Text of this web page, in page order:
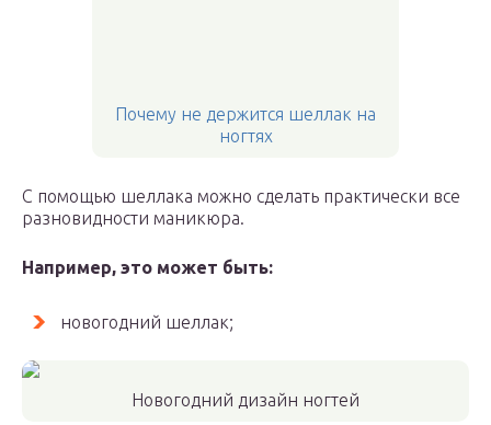
Почему не держится шеллак на
ногтях
С помощью шеллака можно сделать практически все
разновидности маникюра.
Например, это может быть:
новогодний шеллак;
Новогодний дизайн ногтей